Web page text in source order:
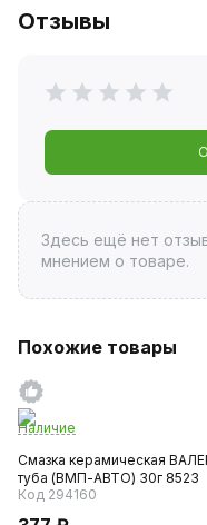
Отзывы
Здесь ещё нет
мнением о товаре.
Похожие товары
Наличие
Смазка керамическая
туба (ВМП-АВТО) 30г 8523
Код 294160